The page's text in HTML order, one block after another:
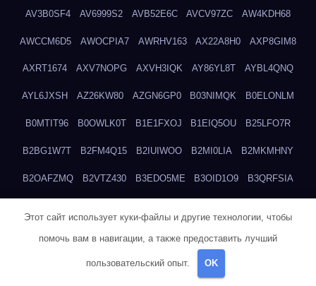
AV3B0SF4 AV6999S2 AVB52E6C AVCV97ZC AW4KDH68
AWCCM6D5 AWOCPIA7 AWRHV163 AX22A8H0 AXP8GIM8
AXRT1674 AXV7NOPG AXVH3IQK AY86YL8T AYBL4QNQ
AYL6JXSH AZ26KW80 AZGN6GP0 B03NIMQK B0ELONLM
B0MTIT96 B0OWLK0T B1E1FXOJ B1EIQ5OU B25LFO7R
B2BG1W7T B2FM4Q15 B2IUIWOO B2MI0LIA B2MKMHNY
B2OAFZMQ B2VTZ430 B3EDO5ME B3OID1O9 B3QRFSIA
B83LODZ5
B87UJWGN B8FJD3QY B91DTZMF
Этот сайт использует куки-файлы и другие технологии, чтобы
помочь вам в навигации, а также предоставить лучший
пользовательский опыт. OK